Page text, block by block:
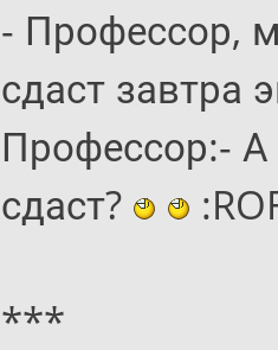
- Профессор,
сдаст завтра
Профессор:- А
сдаст?
***